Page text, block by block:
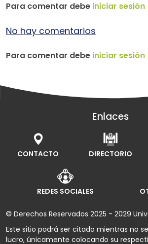
Para comentar debe iniciar sesión
No hay comentarios
Para comentar debe iniciar sesión
Enlaces
CONTACTO DIRECTORIO
REDES SOCIALES
© Derechos Reservados 2025 - 2029
Este sitio podrá ser citado mientras no
lucro, únicamente colocando su